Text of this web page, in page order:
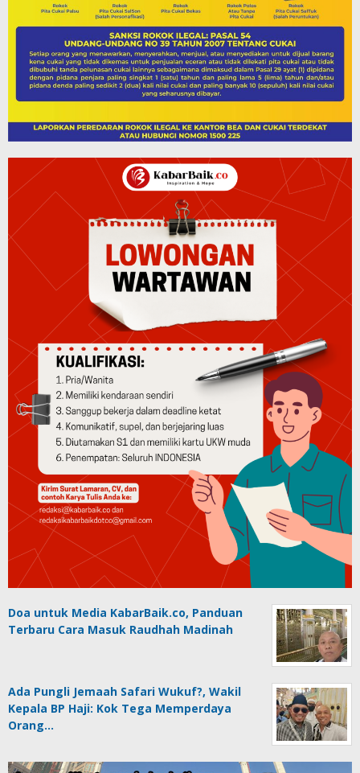
Doa untuk Media KabarBaik.co, Panduan
Terbaru Cara Masuk Raudhah Madinah
Ada Pungli Jemaah Safari Wukuf?, Wakil
Kepala BP Haji: Kok Tega Memperdaya
Orang…